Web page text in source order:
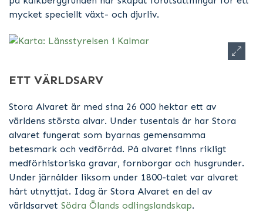
mycket speciellt växt- och djurliv.
ETT VÄRLDSARV
Stora Alvaret är med sina 26 000 hektar ett av
världens största alvar. Under tusentals år har Stora
alvaret fungerat som byarnas gemensamma
betesmark och vedförråd. På alvaret finns rikligt
medförhistoriska gravar, fornborgar och husgrunder.
Under järnålder liksom under 1800-talet var alvaret
hårt utnyttjat. Idag är Stora Alvaret en del av
världsarvet Södra Ölands odlingslandskap.